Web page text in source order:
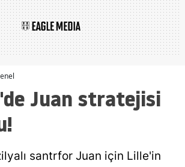
Juan stratejisi
santrfor Juan için Lille'in